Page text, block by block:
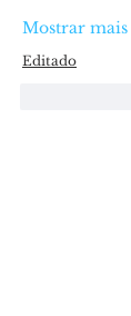
Mostrar mais
Editado